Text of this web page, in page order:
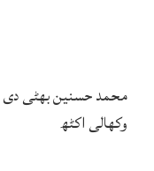
محمد حسنین بھٹی دی
وکھالی اکٹھ